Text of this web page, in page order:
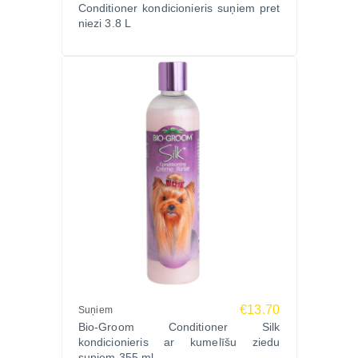
Conditioner kondicionieris suņiem pret
niezi 3.8 L
Suņiem €13.70
Bio-Groom Conditioner Silk
kondicionieris ar kumelīšu ziedu